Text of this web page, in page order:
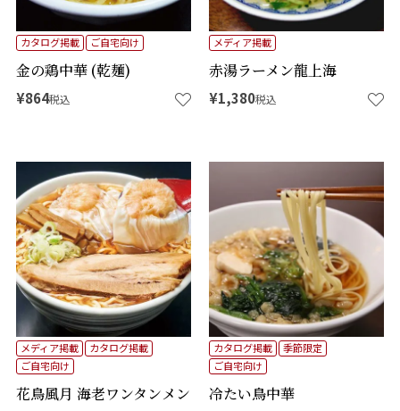
金の鶏中華 (乾麺)
カタログ掲載 ご自宅向け
¥864税込
赤湯ラーメン龍上海
メディア掲載
¥1,380税込
花鳥風月 海老ワンタンメン
メディア掲載
カタログ掲載
ご自宅向け
冷たい鳥中華
カタログ掲載
季節限定
ご自宅向け